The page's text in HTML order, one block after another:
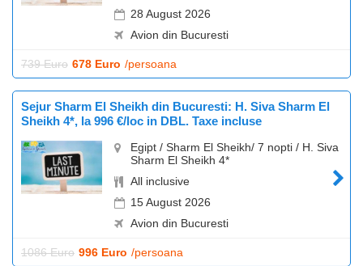
28 August 2026
Avion din Bucuresti
739 Euro 678 Euro /persoana
Sejur Sharm El Sheikh din Bucuresti: H. Siva Sharm El
Sheikh 4*, la 996 €/loc in DBL. Taxe incluse
Egipt / Sharm El Sheikh/ 7 nopti / H. Siva
Sharm El Sheikh 4*
All inclusive
15 August 2026
Avion din Bucuresti
1086 Euro 996 Euro /persoana